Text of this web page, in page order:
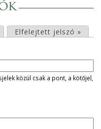
Elfelejtett jelszó »
közül csak a pont, a kötőjel,